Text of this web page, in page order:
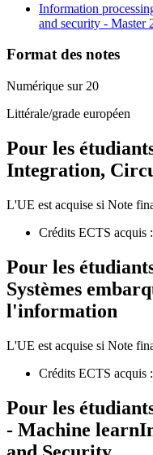
Information
and security - Master
Format des notes
Numérique sur 20
Littérale/grade européen
Pour les
Integration,
L'UE est acquise si Note
Crédits ECTS acquis
Pour les
Systèmes
l'information
L'UE est acquise si Note
Crédits ECTS acquis
Pour les
- Machine